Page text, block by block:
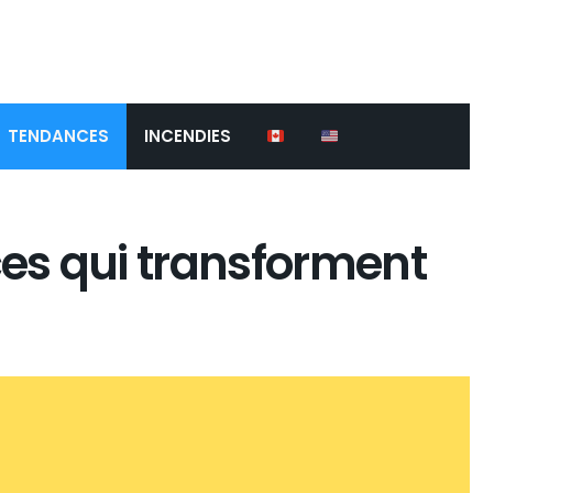
TENDANCES INCENDIES
qui transforment